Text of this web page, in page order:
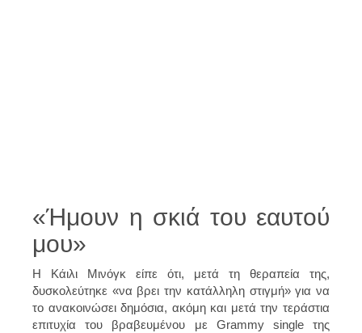
«Ήμουν η σκιά του εαυτού
μου»
Η Κάιλι Μινόγκ είπε ότι, μετά τη θεραπεία της,
δυσκολεύτηκε «να βρει την κατάλληλη στιγμή» για να
το ανακοινώσει δημόσια, ακόμη και μετά την τεράστια
επιτυχία του βραβευμένου με Grammy single της